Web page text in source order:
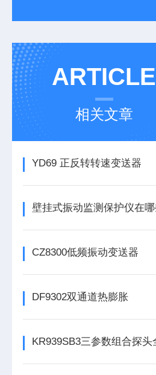
ARTICLE
相关文章
YD69 正反转转速变送器
CZ8300低频振动变送器
DF9302双通道热膨胀